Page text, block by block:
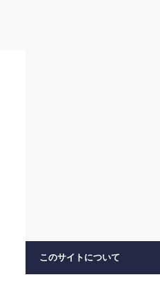
このサイトについて